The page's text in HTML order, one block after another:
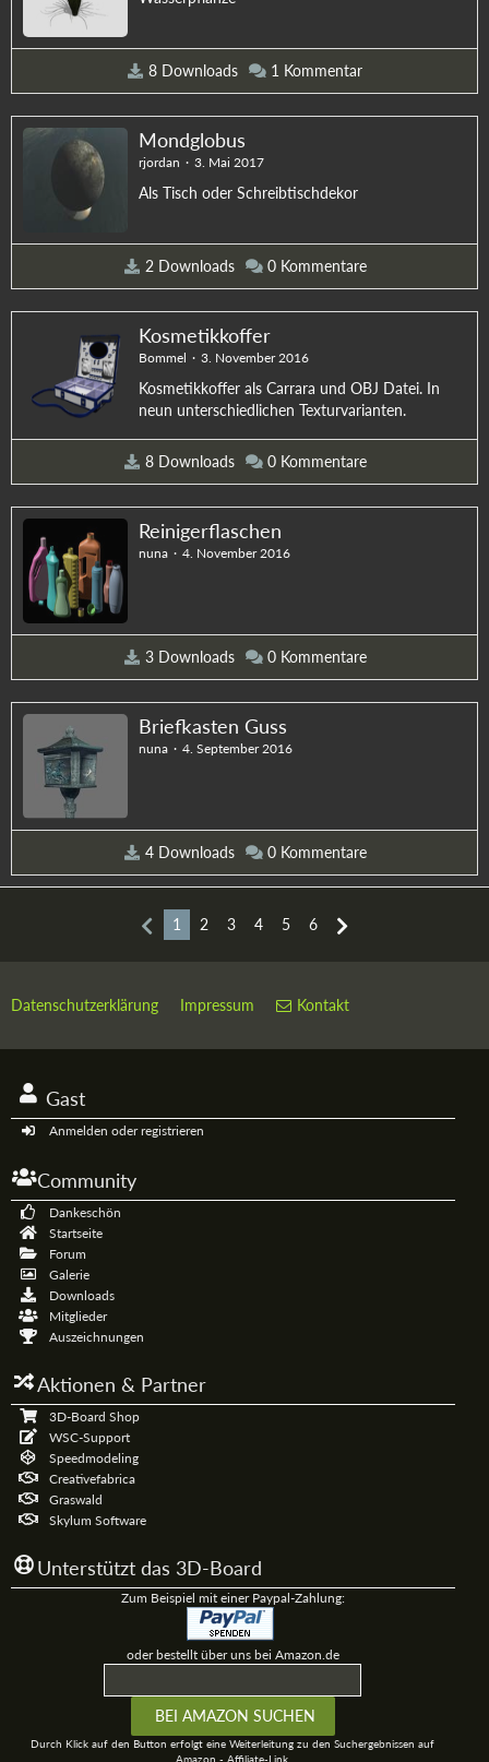
8 Downloads 1 Kommentar
Mondglobus
rjordan 3. Mai 2017
Als Tisch oder Schreibtischdekor
2 Downloads 0 Kommentare
Kosmetikkoffer
Bommel 3. November 2016
Kosmetikkoffer als Carrara und OBJ Datei. In
neun unterschiedlichen Texturvarianten.
8 Downloads 0 Kommentare
Reinigerflaschen
nuna 4. November 2016
3 Downloads 0 Kommentare
Briefkasten Guss
nuna 4. September 2016
4 Downloads 0 Kommentare
1 2 3 4 5 6
Datenschutzerklärung Impressum Kontakt
Gast
Anmelden oder registrieren
Community
Dankeschön
Startseite
Forum
Galerie
Downloads
Mitglieder
Auszeichnungen
Aktionen & Partner
3D-Board Shop
WSC-Support
Speedmodeling
Creativefabrica
Graswald
Skylum Software
Unterstützt das 3D-Board
Zum Beispiel mit einer Paypal-Zahlung:
oder bestellt über uns bei Amazon.de
Durch Klick auf den Button erfolgt eine Weiterleitung zu den Suchergebnissen auf
Amazon - Affiliate-Link.